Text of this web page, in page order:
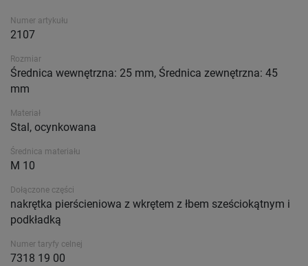
Numer artykułu
2107
Rozmiar
Średnica wewnętrzna: 25 mm, Średnica zewnętrzna: 45
mm
Materiał
Stal, ocynkowana
Średnica materiału
M 10
Dołączone części
nakrętka pierścieniowa z wkrętem z łbem sześciokątnym i
podkładką
Numer taryfy celnej
7318 19 00